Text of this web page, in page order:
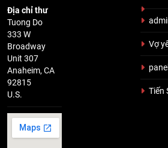
Địa chỉ thư
Tuong Do
333 W
Broadway
Unit 307
Anaheim, CA
92815
U.S.
Vợ
panel
Tiến